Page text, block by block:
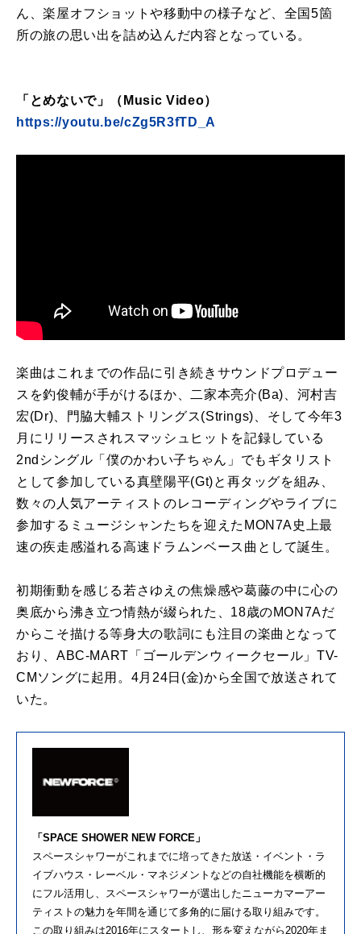
ん、楽屋オフショットや移動中の様子など、全国5箇
所の旅の思い出を詰め込んだ内容となっている。
「とめないで」（Music Video）
https://youtu.be/cZg5R3fTD_A
楽曲はこれまでの作品に引き続きサウンドプロデュー
スを釣俊輔が手がけるほか、二家本亮介(Ba)、河村吉
宏(Dr)、門脇大輔ストリングス(Strings)、そして今年3
月にリリースされスマッシュヒットを記録している
2ndシングル「僕のかわい子ちゃん」でもギタリスト
として参加している真壁陽平(Gt)と再タッグを組み、
数々の人気アーティストのレコーディングやライブに
参加するミュージシャンたちを迎えたMON7A史上最
速の疾走感溢れる高速ドラムンベース曲として誕生。
初期衝動を感じる若さゆえの焦燥感や葛藤の中に心の
奥底から沸き立つ情熱が綴られた、18歳のMON7Aだ
からこそ描ける等身大の歌詞にも注目の楽曲となって
おり、ABC-MART「ゴールデンウィークセール」TV-
CMソングに起用。4月24日(金)から全国で放送されて
いた。
「SPACE SHOWER NEW FORCE」
スペースシャワーがこれまでに培ってきた放送・イベント・ラ
イブハウス・レーベル・マネジメントなどの自社機能を横断的
にフル活用し、スペースシャワーが選出したニューカマーアー
ティストの魅力を年間を通じて多角的に届ける取り組みです。
この取り組みは2016年にスタートし、形を変えながら2020年ま